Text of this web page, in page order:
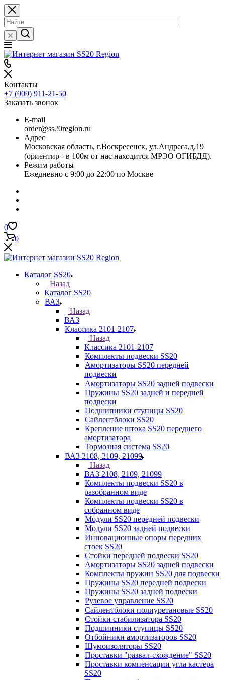
Контакты
+7 (909) 911-21-50
Заказать звонок
E-mail
order@ss20region.ru
Адрес
Московская область, г.Воскресенск, ул.Андреса,д.19
(ориентир - в 100м от нас находится МРЭО ОГИБДД).
Режим работы
Ежедневно с 9:00 до 22:00 по Москве
0
0
Каталог SS20
Назад
Каталог SS20
ВАЗ
Назад
ВАЗ
Классика 2101-2107
Назад
Классика 2101-2107
Комплекты подвески SS20
Амортизаторы SS20 передней
подвески
Амортизаторы SS20 задней подвески
Пружины SS20 задней и передней
подвески
Подшипники ступицы SS20
Сайлентблоки SS20
Крепление штока SS20 переднего
амортизатора
Тормозная система SS20
ВАЗ 2108, 2109, 21099
Назад
ВАЗ 2108, 2109, 21099
Комплекты подвески SS20 в
разобранном виде
Комплекты подвески SS20 в
собранном виде
Модули SS20 передней подвески
Модули SS20 задней подвески
Инновационные опоры передних
стоек SS20
Стойки передней подвески SS20
Амортизаторы SS20 задней подвески
Комплекты пружин SS20 для подвески
Пружины SS20 передней подвески
Пружины SS20 задней подвески
Рулевое управление SS20
Сайлентблоки полиуретановые SS20
Стойки стабилизатора SS20
Подшипники ступицы SS20
Отбойники амортизаторов SS20
Шумоизоляторы SS20
Проставки "развал-схождение" SS20
Проставки компенсации угла кастера
SS20